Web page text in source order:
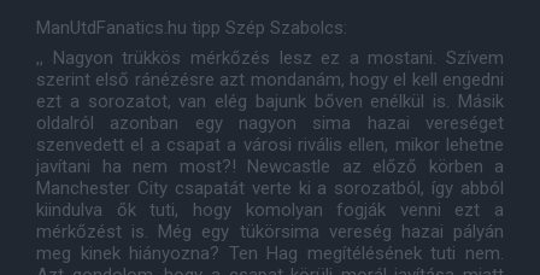
ManUtdFanatics.hu tipp Szép Szabolcs:
,, Nagyon trükkös mérkőzés lesz ez a mostani. Szívem
szerint első ránézésre azt mondanám, hogy el kell engedni
ezt a sorozatot, van elég bajunk bőven enélkül is. Másik
oldalról azonban egy nagyon sima hazai vereséget
szenvedett el a csapat a városi rivális ellen, mikor lehetne
javítani ha nem most?! Newcastle az előző körben a
Manchester City csapatát verte ki a sorozatból, így abból
kiindulva ők tuti, hogy komolyan fogják venni ezt a
mérkőzést is. Még egy tükörsima vereség hazai pályán
meg kinek hiányozna? Ten Hag megítélésének tuti nem.